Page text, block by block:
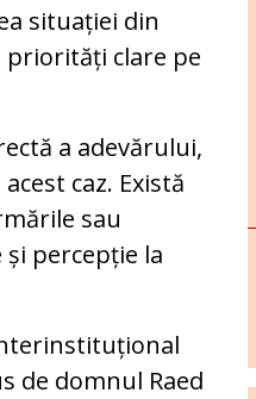
situației din
priorități clare pe
a adevărului,
caz. Există
sau
percepție la
de domnul Raed